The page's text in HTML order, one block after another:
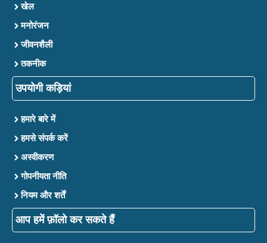
खेल
मनोरंजन
जीवनशैली
तकनीक
उपयोगी कड़ियां
हमारे बारे में
हमसे संपर्क करें
अस्वीकरण
गोपनीयता नीति
नियम और शर्तें
आप हमें फ़ॉलो कर सकते हैं